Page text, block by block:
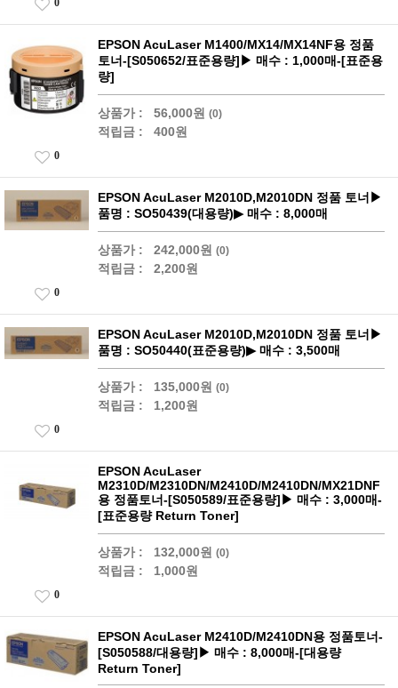
0
EPSON AcuLaser M1400/MX14/MX14NF용 정품
토너-[S050652/표준용량]▶ 매수 : 1,000매-[표준용
량]
상품가 : 56,000원 (0)
적립금 : 400원
0
EPSON AcuLaser M2010D,M2010DN 정품 토너▶
품명 : SO50439(대용량)▶ 매수 : 8,000매
상품가 : 242,000원 (0)
적립금 : 2,200원
0
EPSON AcuLaser M2010D,M2010DN 정품 토너▶
품명 : SO50440(표준용량)▶ 매수 : 3,500매
상품가 : 135,000원 (0)
적립금 : 1,200원
0
EPSON AcuLaser
M2310D/M2310DN/M2410D/M2410DN/MX21DNF
용 정품토너-[S050589/표준용량]▶ 매수 : 3,000매-
[표준용량 Return Toner]
상품가 : 132,000원 (0)
적립금 : 1,000원
0
EPSON AcuLaser M2410D/M2410DN용 정품토너-
[S050588/대용량]▶ 매수 : 8,000매-[대용량
Return Toner]